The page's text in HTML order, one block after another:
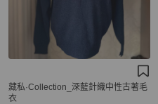
藏私·Collection_深藍針織中性古著毛
衣